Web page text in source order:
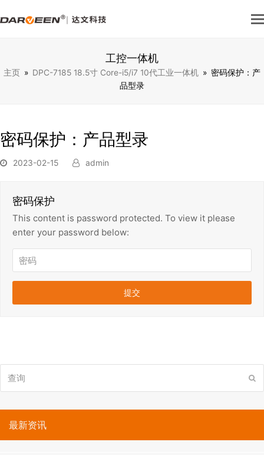
工控一体机
主页 » DPC-7185 18.5寸 Core-i5/i7 10代工业一体机 » 密码保护：产
品型录
密码保护：产品型录
2023-02-15 admin
密码保护
This content is password protected. To view it please
enter your password below:
询
最新资讯